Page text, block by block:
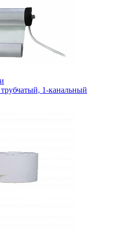
1-канальный